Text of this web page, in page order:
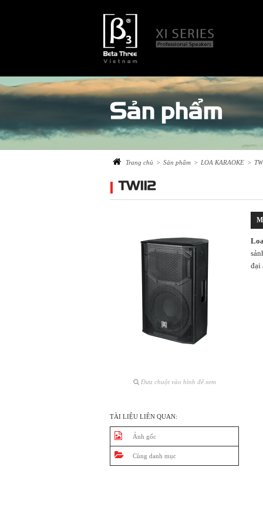
Sản phẩm
Trang chủ > Sản phẩm > LOA KARAOKE >
TW112
Đưa chuột vào hình để xem
TÀI LIỆU LIÊN QUAN:
Ảnh gốc
Cùng danh mục
đại